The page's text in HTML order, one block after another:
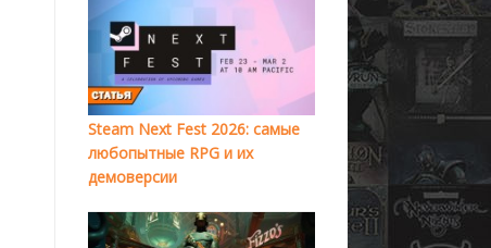
Steam Next Fest 2026: самые
любопытные RPG и их
демоверсии